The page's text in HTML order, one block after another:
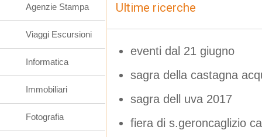
Ultime ricerche
eventi dal 21 giugno
sagra della castagna
sagra dell uva 2017
fiera di s.geroncaglizio
Agenzie Stampa
Viaggi Escursioni
Informatica
Immobiliari
Fotografia